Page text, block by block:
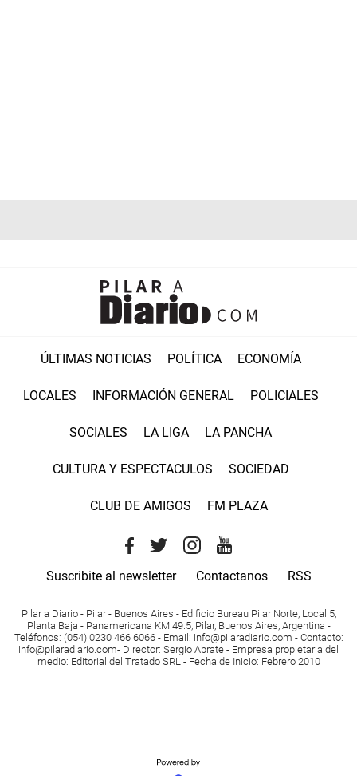
ÚLTIMAS NOTICIAS POLÍTICA ECONOMÍA
LOCALES INFORMACIÓN GENERAL POLICIALES
SOCIALES LA LIGA LA PANCHA
CULTURA Y ESPECTACULOS SOCIEDAD
CLUB DE AMIGOS FM PLAZA
Suscribite al newsletter Contactanos RSS
Pilar a Diario - Pilar - Buenos Aires - Edificio Bureau Pilar Norte, Local 5,
Planta Baja - Panamericana KM 49.5, Pilar, Buenos Aires, Argentina -
Teléfonos: (054) 0230 466 6066 - Email : info@pilaradiario.com - Contacto:
info@pilaradiario.com- Director: Sergio Abrate - Empresa propietaria del
medio: Editorial del Tratado SRL - Fecha de Inicio: Febrero 2010